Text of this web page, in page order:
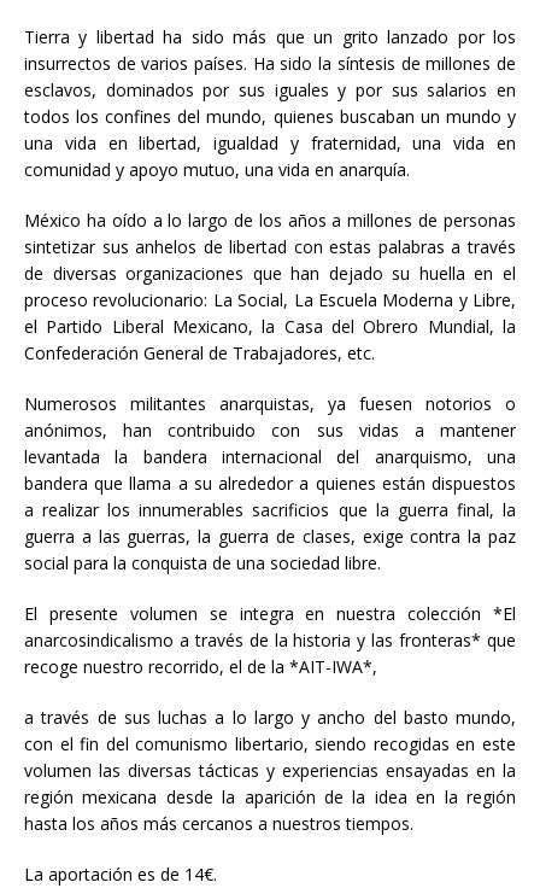
Tierra y libertad ha sido más que un grito lanzado por los
insurrectos de varios países. Ha sido la síntesis de millones de
esclavos, dominados por sus iguales y por sus salarios en
todos los confines del mundo, quienes buscaban un mundo y
una vida en libertad, igualdad y fraternidad, una vida en
comunidad y apoyo mutuo, una vida en anarquía.
México ha oído a lo largo de los años a millones de personas
sintetizar sus anhelos de libertad con estas palabras a través
de diversas organizaciones que han dejado su huella en el
proceso revolucionario: La Social, La Escuela Moderna y Libre,
el Partido Liberal Mexicano, la Casa del Obrero Mundial, la
Confederación General de Trabajadores, etc.
Numerosos militantes anarquistas, ya fuesen notorios o
anónimos, han contribuido con sus vidas a mantener
levantada la bandera internacional del anarquismo, una
bandera que llama a su alrededor a quienes están dispuestos
a realizar los innumerables sacrificios que la guerra final, la
guerra a las guerras, la guerra de clases, exige contra la paz
social para la conquista de una sociedad libre.
El presente volumen se integra en nuestra colección *El
anarcosindicalismo a través de la historia y las fronteras* que
recoge nuestro recorrido, el de la *AIT-IWA*,
a través de sus luchas a lo largo y ancho del basto mundo,
con el fin del comunismo libertario, siendo recogidas en este
volumen las diversas tácticas y experiencias ensayadas en la
región mexicana desde la aparición de la idea en la región
hasta los años más cercanos a nuestros tiempos.
La aportación es de 14€.